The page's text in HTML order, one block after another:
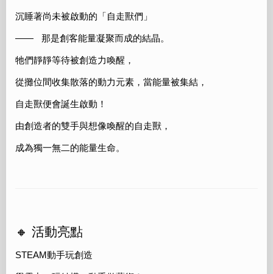
沉睡著尚未被啟動的「自走獸們」
—— 那是創客能量凝聚而成的結晶。
牠們靜靜等待被創造力喚醒，
從攤位間收集散落的動力元素，當能量被集結，
自走獸便會誕生啟動！
由創造者的雙手與想像喚醒的自走獸，
成為獨一無二的能量生命。
🔸 活動亮點
STEAM動手玩創造